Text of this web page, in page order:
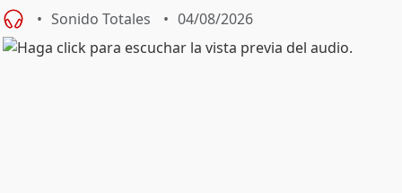
Sonido Totales 04/08/2026